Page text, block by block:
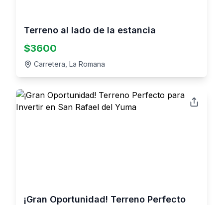
Terreno al lado de la estancia
$3600
Carretera, La Romana
¡Gran Oportunidad! Terreno Perfecto